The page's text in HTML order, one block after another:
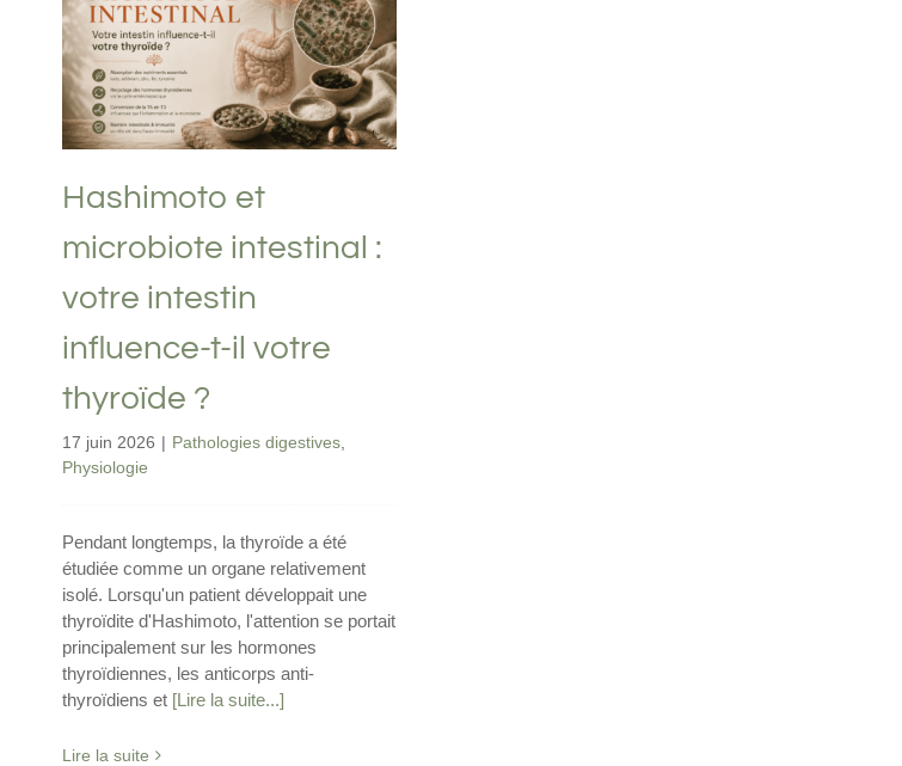
Hashimoto et microbiote
intestinal : votre intestin
influence-t-il votre thyroïde ?
Pathologies digestives Physiologie
Hashimoto et
microbiote intestinal :
votre intestin
influence-t-il votre
thyroïde ?
17 juin 2026 | Pathologies digestives
Physiologie
Pendant longtemps, la thyroïde a été
étudiée comme un organe relativement
isolé. Lorsqu'un patient développait une
thyroïdite d'Hashimoto, l'attention se portait
principalement sur les hormones
thyroïdiennes, les anticorps anti-
thyroïdiens et [Lire la suite...]
Lire la suite